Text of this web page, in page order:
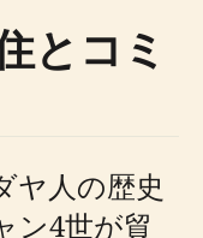
とコミ
ヤ人の歴史
ン4世が貿